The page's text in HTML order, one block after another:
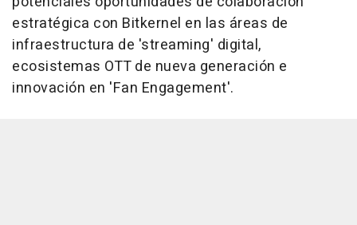
estratégica con Bitkernel en las áreas de
infraestructura de 'streaming' digital,
ecosistemas OTT de nueva generación e
innovación en 'Fan Engagement'.